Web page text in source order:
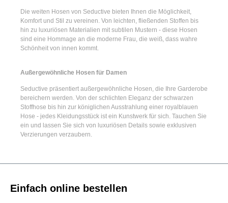
Die weiten Hosen von Seductive bieten Ihnen die Möglichkeit,
Komfort und Stil zu vereinen. Von leichten, fließenden Stoffen bis
hin zu luxuriösen Materialien mit subtilen Mustern - diese Hosen
sind eine Hommage an die moderne Frau, die weiß, dass wahre
Schönheit von innen kommt.
Außergewöhnliche Hosen für Damen
Seductive präsentiert außergewöhnliche Hosen, die Ihre Garderobe
bereichern werden. Von der schlichten Eleganz der schwarzen
Stoffhose bis hin zur königlichen Ausstrahlung einer royalblauen
Hose - jedes Kleidungsstück ist ein Kunstwerk für sich. Tauchen Sie
ein und lassen Sie sich von luxuriösen Details sowie exklusiven
Verzierungen verzaubern.
Einfach online bestellen